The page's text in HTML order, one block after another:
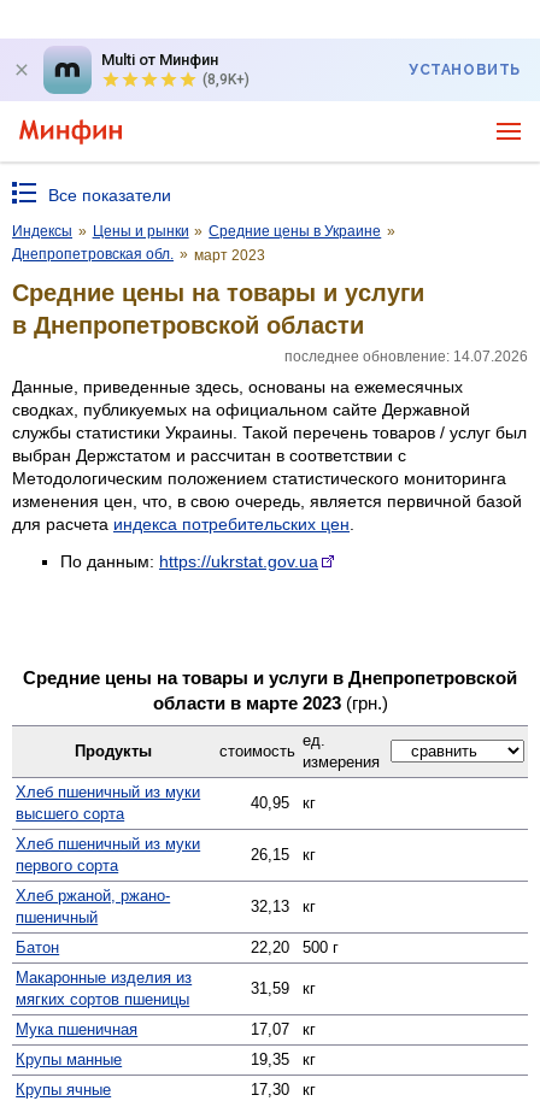
Multi от Минфин
(8,9K+)
УСТАНОВИТЬ
Все показатели
Индексы » Цены и рынки » Средние цены в Украине »
Днепропетровская обл. » март 2023
Средние цены на товары и услуги
в Днепропетровской области
последнее обновление: 14.07.2026
Данные, приведенные здесь, основаны на ежемесячных
сводках, публикуемых на официальном сайте Державной
службы статистики Украины. Такой перечень товаров / услуг был
выбран Держстатом и рассчитан в соответствии с
Методологическим положением статистического мониторинга
изменения цен, что, в свою очередь, является первичной базой
для расчета индекса потребительских цен
По данным: https://ukrstat.gov.ua
Средние цены на товары и услуги в Днепропетровской
области в марте 2023 (грн.)
Продукты стоимость
ед.
измерения
Хлеб пшеничный из муки
высшего сорта
40,95 кг
Хлеб пшеничный из муки
первого сорта
26,15 кг
Хлеб ржаной, ржано-
пшеничный
32,13 кг
Батон 22,20
500 г
Макаронные изделия из
мягких сортов пшеницы
31,59 кг
Мука пшеничная 17,07
кг
Крупы манные
19,35
кг
Крупы ячные
17,30
кг